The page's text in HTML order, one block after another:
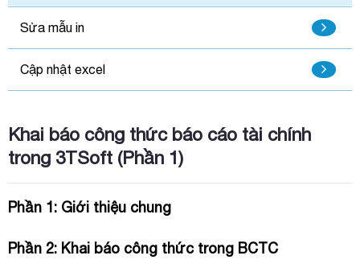
Sửa mẫu in
Cập nhật excel
Khai báo công thức báo cáo tài chính
trong 3TSoft (Phần 1)
Phần 1: Giới thiệu chung
Phần 2: Khai báo công thức trong BCTC